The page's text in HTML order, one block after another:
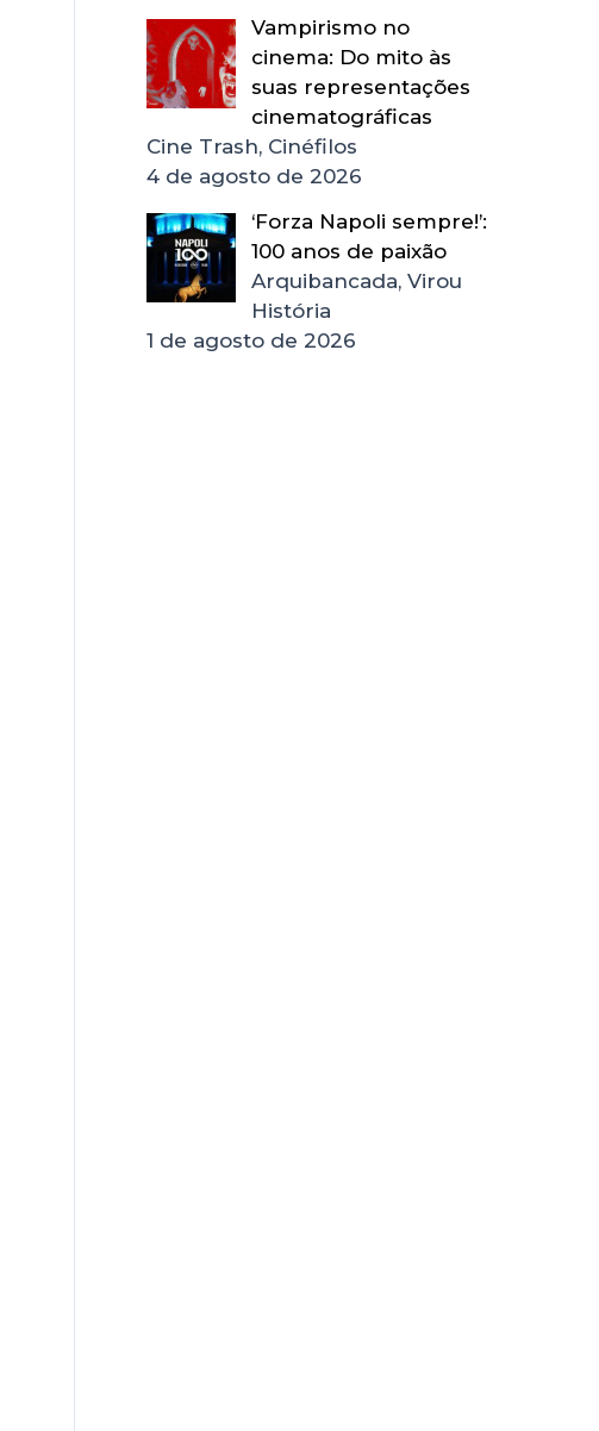
Vampirismo no
cinema: Do mito às
suas representações
cinematográficas
Cine Trash, Cinéfilos
4 de agosto de 2026
‘Forza Napoli sempre!’:
100 anos de paixão
Arquibancada, Virou
História
1 de agosto de 2026